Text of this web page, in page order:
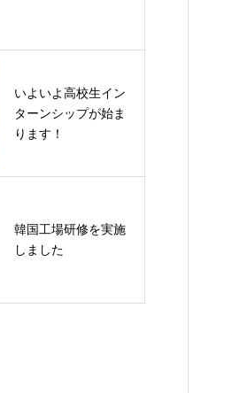
いよいよ高校生イン
ターンシップが始ま
ります！
韓国工場研修を実施
しました